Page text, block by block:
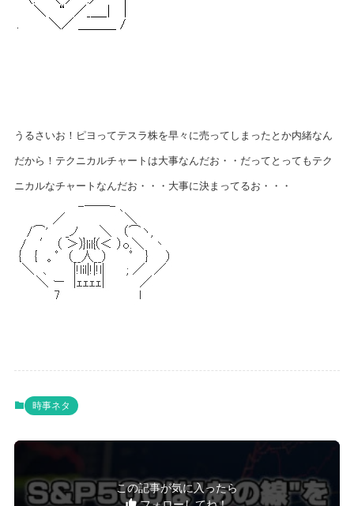
うるさいお！ピヨってテスラ株を早々に売ってしまったとか内緒なん
だから！テクニカルチャートは大事なんだお・・だってとってもテク
ニカルなチャートなんだお・・・大事に決まってるお・・・
時事ネタ
この記事が気に入ったら